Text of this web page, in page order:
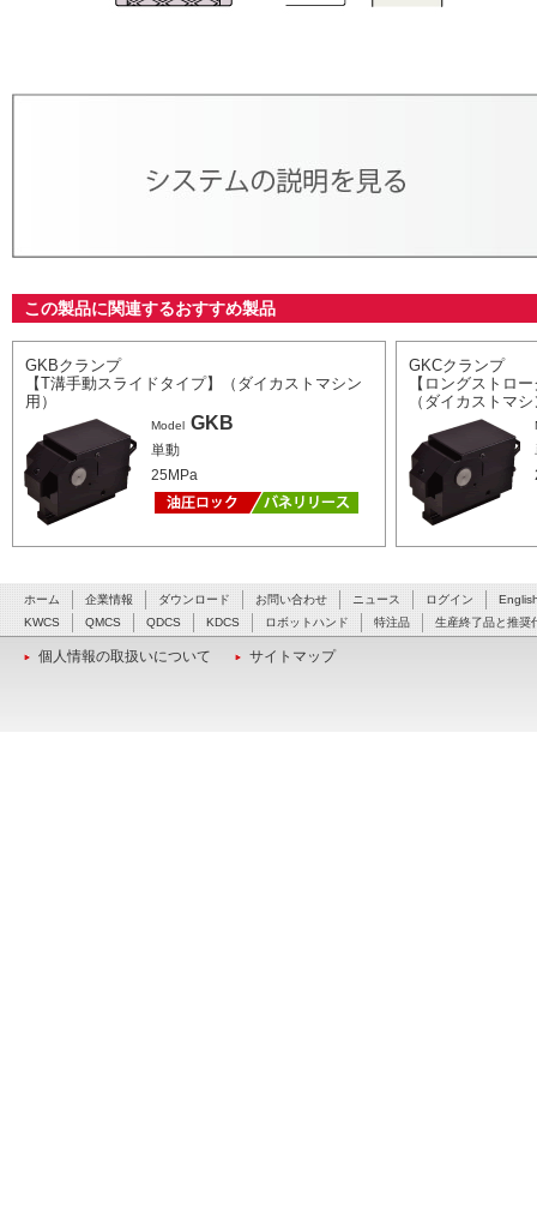
この製品に関連するおすすめ製品
GKBクランプ
【T溝手動スライドタイプ】（ダイカストマシン
用）
Model GKB
単動
25MPa
GKCクランプ
【ロングストロ
（ダイカストマ
ホーム 企業情報 ダウンロード お問い合わせ ニュース ログイン
KWCS
QMCS QDCS KDCS ロボットハンド 特注品 生産終了品と推奨
個人情報の取扱いについて サイトマップ